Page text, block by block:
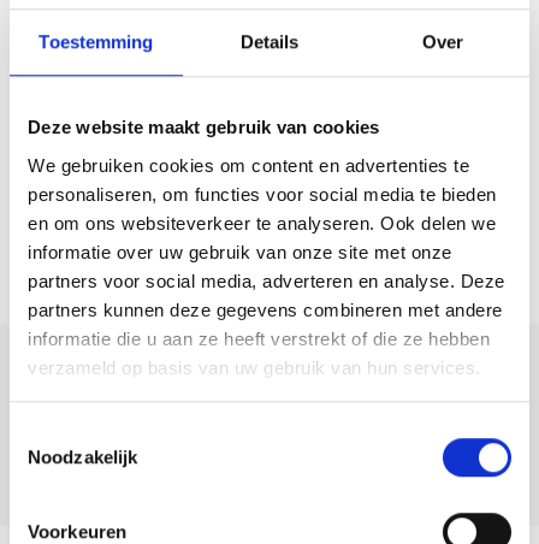
Toestemming Details Over
Deze website maakt gebruik van cookies
We gebruiken cookies om content en advertenties te
personaliseren, om functies voor social media te bieden
en om ons websiteverkeer te analyseren. Ook delen we
informatie over uw gebruik van onze site met onze
partners voor social media, adverteren en analyse. Deze
partners kunnen deze gegevens combineren met andere
informatie die u aan ze heeft verstrekt of die ze hebben
verzameld op basis van uw gebruik van hun services.
Noodzakelijk
Voorkeuren
omwonenden heerlijk van de tuin kunnen genieten.
Bezoekers van de stad kunnen in de blauwe vakken een uur parkeren
kan worden.
Bijzonderheden:
– Bouwjaar ca. 1900
– (woon)oppervlakte ca. 215m2
– Rijksmonument
– Grotendeels voorzien van dubbel glas
– NVM Ouderdomsclausule van toepassing
– Parkeren voor bewoners, kosten circa € 115,- per jaar
Deel deze
woning: